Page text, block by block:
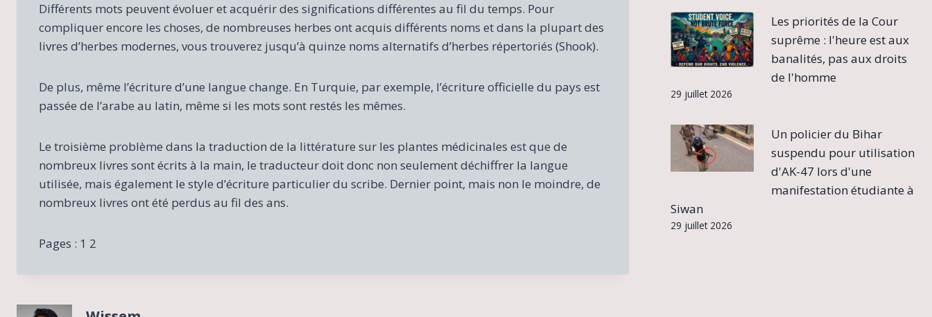
Différents mots peuvent évoluer et acquérir des significations différentes au fil du temps. Pour
compliquer encore les choses, de nombreuses herbes ont acquis différents noms et dans la plupart des
livres d’herbes modernes, vous trouverez jusqu’à quinze noms alternatifs d’herbes répertoriés (Shook).
De plus, même l’écriture d’une langue change. En Turquie, par exemple, l’écriture officielle du pays est
passée de l’arabe au latin, même si les mots sont restés les mêmes.
Le troisième problème dans la traduction de la littérature sur les plantes médicinales est que de
nombreux livres sont écrits à la main, le traducteur doit donc non seulement déchiffrer la langue
utilisée, mais également le style d’écriture particulier du scribe. Dernier point, mais non le moindre, de
nombreux livres ont été perdus au fil des ans.
Pages : 1 2
Les priorités de la Cour
suprême : l'heure est aux
banalités, pas aux droits
de l'homme
29 juillet 2026
Un policier du Bihar
suspendu pour utilisation
d'AK-47 lors d'une
manifestation étudiante à
Siwan
29 juillet 2026